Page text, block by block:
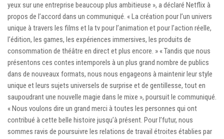
yeux sur une entreprise beaucoup plus ambitieuse », a déclaré Netflix à
propos de l’accord dans un communiqué. « La création pour l’un univers
unique à travers les films et la tv pour l’animation et pour l’action réelle,
l’édition, les games, les expériences immersives, les produits de
consommation de théâtre en direct et plus encore. » « Tandis que nous
présentons ces contes intemporels à un plus grand nombre de publics
dans de nouveaux formats, nous nous engageons à maintenir leur style
unique et leurs sujets universels de surprise et de gentillesse, tout en
saupoudrant une nouvelle magie dans le mixe », poursuit le communiqué.
« Nous voulons dire un grand merci à toutes les personnes qui ont
contribué à cette belle histoire jusqu’à présent. Pour l’futur, nous
sommes ravis de poursuivre les relations de travail étroites établies par